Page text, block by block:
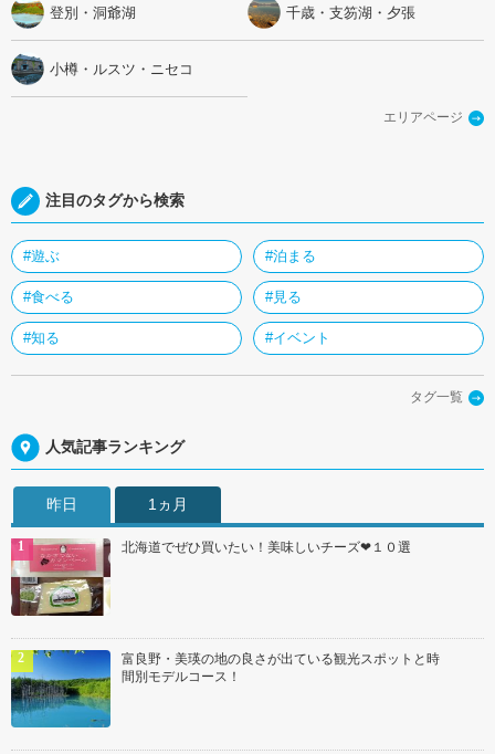
登別・洞爺湖 千歳・支笏湖・夕張
小樽・ルスツ・ニセコ
エリアページ
注目のタグから検索
#遊ぶ #泊まる
#食べる #見る
#知る #イベント
タグ一覧
人気記事ランキング
昨日 1ヵ月
北海道でぜひ買いたい！美味しいチーズ❤１０選
富良野・美瑛の地の良さが出ている観光スポットと時
間別モデルコース！